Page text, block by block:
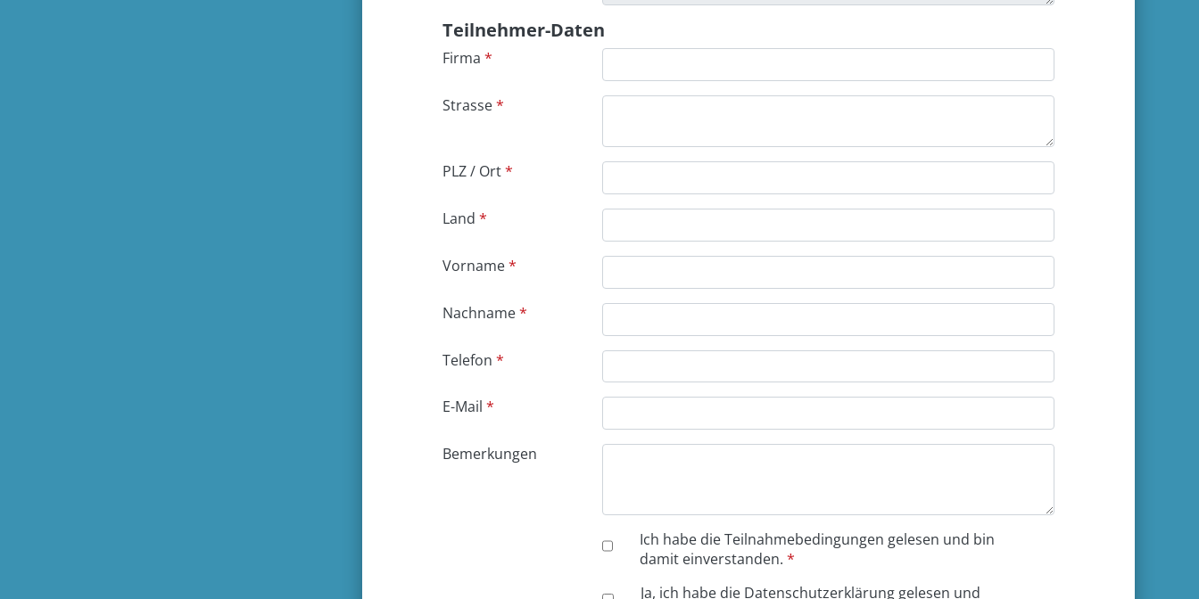
Teilnehmer-Daten
Firma
Strasse
PLZ / Ort
Land
Vorname
Nachname
Telefon
E-Mail
Bemerkungen
Ich habe die Teilnahmebedingungen gelesen und bin
damit einverstanden.*
Ja, ich habe die Datenschutzerklärung gelesen und